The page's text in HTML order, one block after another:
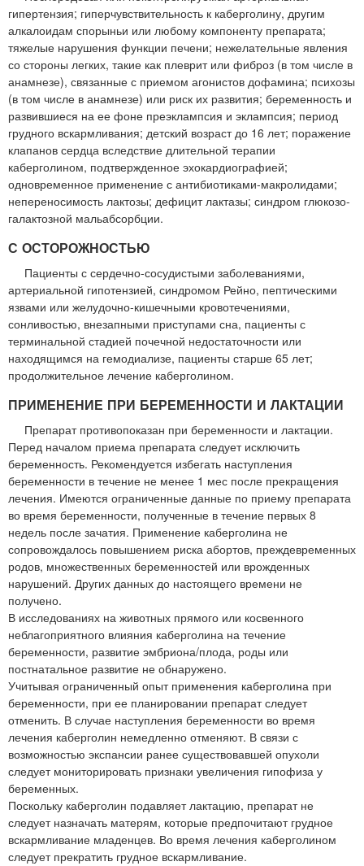
гипертензия; гиперчувствительность к каберголину, другим
алкалоидам спорыньи или любому компоненту препарата;
тяжелые нарушения функции печени; нежелательные явления
со стороны легких, такие как плеврит или фиброз (в том числе в
анамнезе), связанные с приемом агонистов дофамина; психозы
(в том числе в анамнезе) или риск их развития; беременность и
развившиеся на ее фоне преэклампсия и эклампсия; период
грудного вскармливания; детский возраст до 16 лет; поражение
клапанов сердца вследствие длительной терапии
каберголином, подтвержденное эхокардиографией;
одновременное применение с антибиотиками-макролидами;
непереносимость лактозы; дефицит лактазы; синдром глюкозо-
галактозной мальабсорбции.
С ОСТОРОЖНОСТЬЮ
Пациенты с сердечно-сосудистыми заболеваниями,
артериальной гипотензией, синдромом Рейно, пептическими
язвами или желудочно-кишечными кровотечениями,
сонливостью, внезапными приступами сна, пациенты с
терминальной стадией почечной недостаточности или
находящимся на гемодиализе, пациенты старше 65 лет;
продолжительное лечение каберголином.
ПРИМЕНЕНИЕ ПРИ БЕРЕМЕННОСТИ И ЛАКТАЦИИ
Препарат противопоказан при беременности и лактации.
Перед началом приема препарата следует исключить
беременность. Рекомендуется избегать наступления
беременности в течение не менее 1 мес после прекращения
лечения. Имеются ограниченные данные по приему препарата
во время беременности, полученные в течение первых 8
недель после зачатия. Применение каберголина не
сопровождалось повышением риска абортов, преждевременных
родов, множественных беременностей или врожденных
нарушений. Других данных до настоящего времени не
получено.
В исследованиях на животных прямого или косвенного
неблагоприятного влияния каберголина на течение
беременности, развитие эмбриона/плода, роды или
постнатальное развитие не обнаружено.
Учитывая ограниченный опыт применения каберголина при
беременности, при ее планировании препарат следует
отменить. В случае наступления беременности во время
лечения каберголин немедленно отменяют. В связи с
возможностью экспансии ранее существовавшей опухоли
следует мониторировать признаки увеличения гипофиза у
беременных.
Поскольку каберголин подавляет лактацию, препарат не
следует назначать матерям, которые предпочитают грудное
вскармливание младенцев. Во время лечения каберголином
следует прекратить грудное вскармливание.